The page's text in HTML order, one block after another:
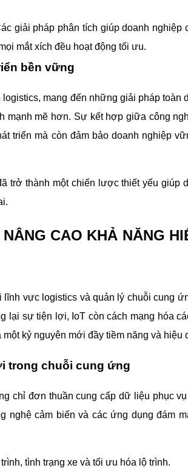
giải pháp phân tích giúp doanh nghiệp
mắt xích đều hoạt động tối ưu.
bền vững
mang đến những giải pháp toàn
mạnh mẽ hơn. Sự kết hợp giữa công
triển mà còn đảm bảo doanh nghiệp
trở thành một chiến lược thiết yếu giúp
CAO KHẢ NĂNG
lĩnh vực logistics và quản lý chuỗi cung
lại sự tiện lợi, IoT còn cách mạng hóa
kỷ nguyên mới đầy tiềm năng và hiệu
trong chuỗi cung ứng
chỉ đơn thuần cung cấp dữ liệu phục
nghệ cảm biến và các ứng dụng đám
tình trạng xe và tối ưu hóa lộ trình.